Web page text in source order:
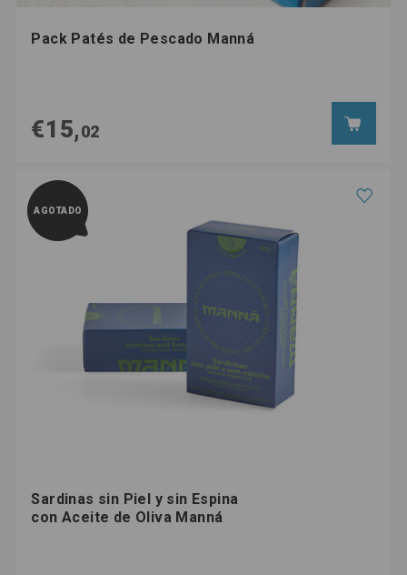
Pack Patés de Pescado Manná
€15,02
AGOTADO
Sardinas sin Piel y sin Espina
con Aceite de Oliva Manná